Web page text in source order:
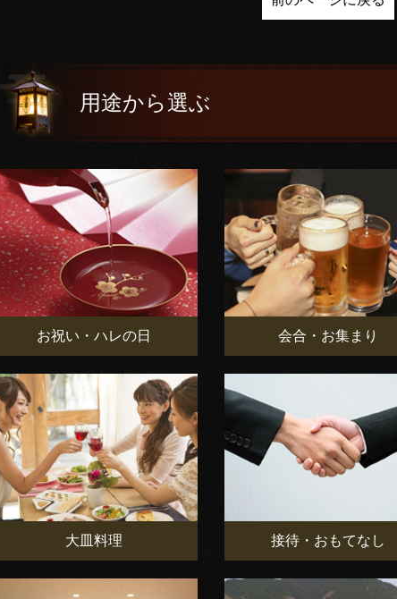
用途から選ぶ
お祝い・ハレの日 会合・お集まり
大皿料理 接待・おもてなし